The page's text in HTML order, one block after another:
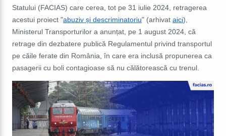
Statului (FACIAS) care cerea, tot pe 31 iulie 2024, retragerea
acestui proiect "abuziv și descriminatoriu" (arhivat aici),
Ministerul Transporturilor a anunțat, pe 1 august 2024, că
retrage din dezbatere publică Regulamentul privind transportul
pe căile ferate din România, în care era inclusă propunerea ca
pasagerii cu boli contagioase să nu călătorească cu trenul.